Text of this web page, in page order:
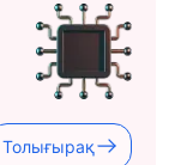
Толығырақ